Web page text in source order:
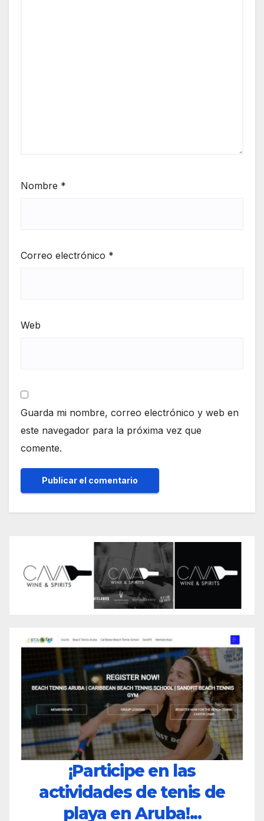
Nombre *
Correo electrónico *
Web
Guarda mi nombre, correo electrónico y web en
este navegador para la próxima vez que
comente.
¡Participe en las
actividades de tenis de
playa en Aruba!...